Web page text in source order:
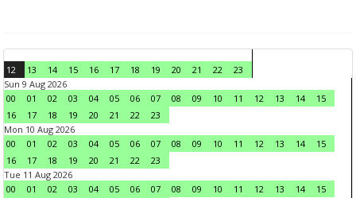
12 13 14 15 16 17 18 19 20 21 22
23
Sun 9 Aug 2026
00
01 02 03 04 05 06 07 08 09 10 11 12 13 14
15
16
17 18 19 20 21 22
23
Mon 10 Aug 2026
00
01 02 03 04 05 06 07 08 09 10 11 12 13 14
15
16
17 18 19 20 21 22
23
Tue 11 Aug 2026
00
01 02 03 04 05 06 07 08 09 10 11 12 13 14
15